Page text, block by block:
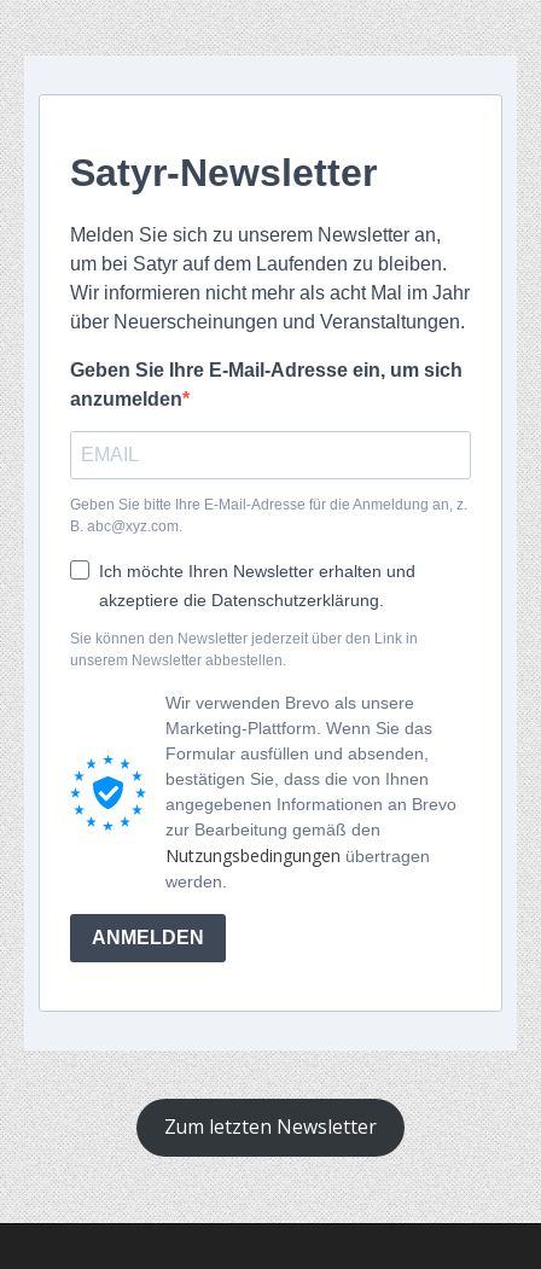
Satyr-Newsletter
Melden Sie sich zu unserem Newsletter an,
um bei Satyr auf dem Laufenden zu bleiben.
Wir informieren nicht mehr als acht Mal im Jahr
über Neuerscheinungen und Veranstaltungen.
Geben Sie Ihre E-Mail-Adresse ein, um sich
anzumelden
Geben Sie bitte Ihre E-Mail-Adresse für die Anmeldung an, z.
B. abc@xyz.com.
Ich möchte Ihren Newsletter erhalten und
akzeptiere die Datenschutzerklärung.
Sie können den Newsletter jederzeit über den Link in
unserem Newsletter abbestellen.
Wir verwenden Brevo als unsere
Marketing-Plattform. Wenn Sie das
Formular ausfüllen und absenden,
bestätigen Sie, dass die von Ihnen
angegebenen Informationen an Brevo
zur Bearbeitung gemäß den
Nutzungsbedingungen übertragen
werden.
ANMELDEN
Zum letzten Newsletter